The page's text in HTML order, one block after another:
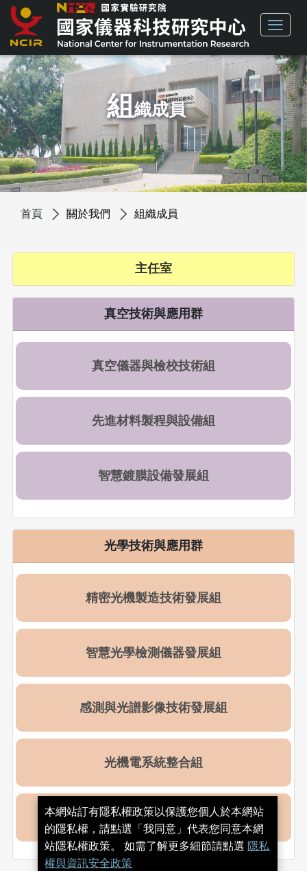
組織成員
首頁 關於我們 組織成員
主任室
真空技術與應用群
真空儀器與檢校技術組
先進材料製程與設備組
智慧鍍膜設備發展組
光學技術與應用群
精密光機製造技術發展組
智慧光學檢測儀器發展組
感測與光譜影像技術發展組
光機電系統整合組
智慧機電傳動組
本網站訂有隱私權政策以保護您個人於本網站
的隱私權，請點選「我同意」代表您同意本網
站隱私權政策。 如需了解更多細節請點選 隱私
權與資訊安全政策